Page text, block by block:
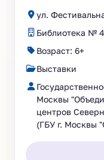
ул.
Библиотека №
Возраст: 6+
Выставки
Москвы
центров
(ГБУ г. Москвы